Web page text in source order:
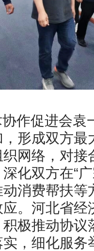
促进会袁
形成双方最
网络，对接
化双方在“
消费帮扶等
。河北省经
极推动协
，细化服务